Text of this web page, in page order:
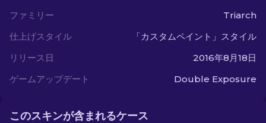
ファミリー
Triarch
仕上げスタイル
「カスタムペイント」スタイル
リリース日
2016年8月18日
ゲームアップデート
Double Exposure
このスキンが含まれるケース